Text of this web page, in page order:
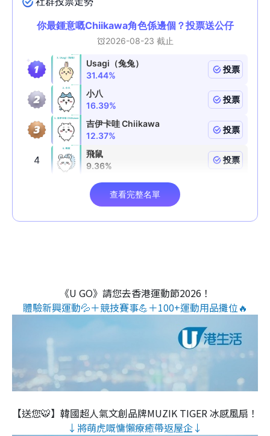
《U GO》請您去香港運動節2026！
體驗新興運動💦＋競技賽事💪＋100+運動用品攤位🔥
【送您🐯】韓國超人氣文創品牌MUZIK TIGER 冰感風扇！
↓將萌虎嘅慵懶療癒帶返屋企↓